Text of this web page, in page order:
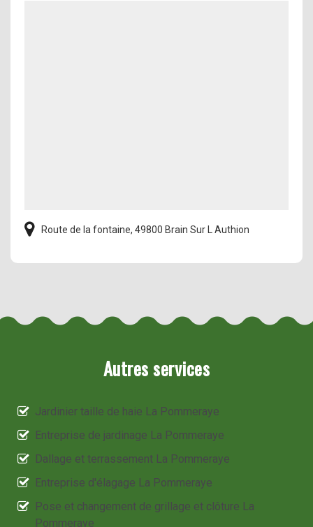
Route de la fontaine, 49800 Brain Sur L Authion
Autres services
Jardinier taille de haie La Pommeraye
Entreprise de jardinage La Pommeraye
Dallage et terrassement La Pommeraye
Entreprise d'élagage La Pommeraye
Pose et changement de grillage et clôture La
Pommeraye